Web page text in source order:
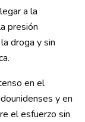
a la
presión
droga y sin
en el
y en
el esfuerzo sin